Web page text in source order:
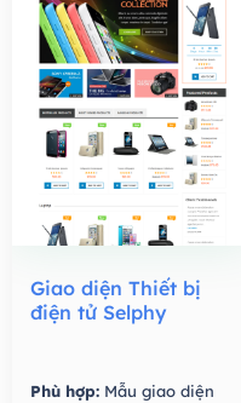
Giao diện Thiết bị
điện tử Selphy
Phù hợp: Mẫu giao diện